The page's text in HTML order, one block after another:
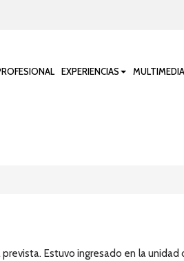
EXPERIENCIAS MULTIMEDIA
Estuvo ingresado en la